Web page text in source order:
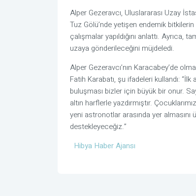
Alper Gezeravcı, Uluslararası Uzay
Tuz Gölü’nde yetişen endemik
çalışmalar yapıldığını anlattı.
uzaya gönderileceğini müjdeledi.
Alper Gezeravcı’nın Karacabey’de
Fatih Karabatı, şu ifadeleri kullandı:
buluşması bizler için büyük bir onur.
altın harflerle yazdırmıştır.
yeni astronotlar arasında yer
destekleyeceğiz.”
Hibya Haber Ajansı